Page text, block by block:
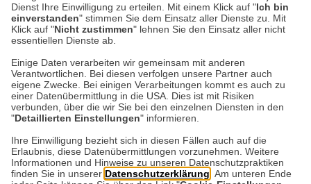
Dienst Ihre Einwilligung zu erteilen. Mit einem Klick auf "Ich bin
einverstanden" stimmen Sie dem Einsatz aller Dienste zu. Mit
Klick auf "Nicht zustimmen" lehnen Sie den Einsatz aller nicht
essentiellen Dienste ab.
Einige Daten verarbeiten wir gemeinsam mit anderen
Verantwortlichen. Bei diesen verfolgen unsere Partner auch
eigene Zwecke. Bei einigen Verarbeitungen kommt es auch zu
einer Datenübermittlung in die USA. Dies ist mit Risiken
verbunden, über die wir Sie bei den einzelnen Diensten in den
"Detaillierten Einstellungen" informieren.
Ihre Einwilligung bezieht sich in diesen Fällen auch auf die
Erlaubnis, diese Datenübermittlungen vorzunehmen. Weitere
Informationen und Hinweise zu unseren Datenschutzpraktiken
finden Sie in unserer Datenschutzerklärung . Am unteren Ende
Erfinderin Beatrix…
Weiterlesen
Datenschutz Impressum
Kontakt
Netiquette